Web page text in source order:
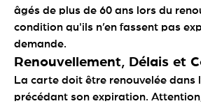
âgés de plus de 60 ans lors du
condition qu'ils n’en fassent pas
demande.
Renouvellement, Délais et
La carte doit être renouvelée dans
précédant son expiration.